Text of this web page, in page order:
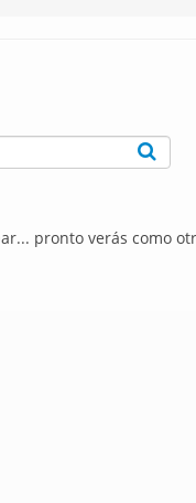
pronto verás como